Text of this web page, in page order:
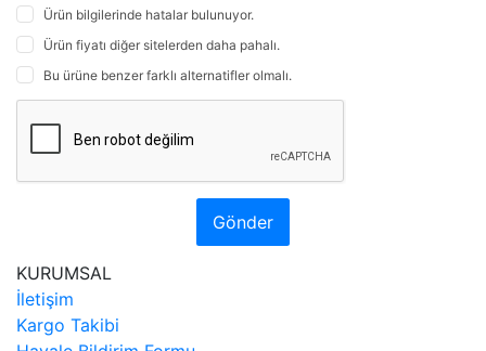
Ürün bilgilerinde hatalar bulunuyor.
Ürün fiyatı diğer sitelerden daha pahalı.
Bu ürüne benzer farklı alternatifler olmalı.
Gönder
KURUMSAL
İletişim
Kargo Takibi